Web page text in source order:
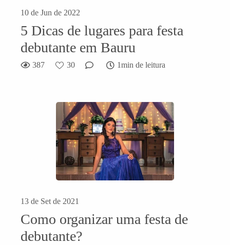
10 de Jun de 2022
5 Dicas de lugares para festa
debutante em Bauru
387 30 1min de leitura
13 de Set de 2021
Como organizar uma festa de
debutante?